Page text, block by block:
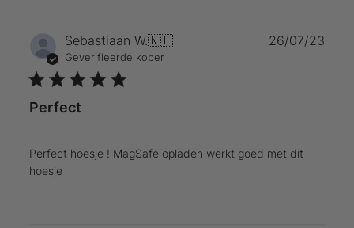
Sebastiaan W.🇳🇱
Geverifieerde koper
Perfect
Perfect hoesje ! MagSafe opladen werkt goed met dit
hoesje
26/07/23